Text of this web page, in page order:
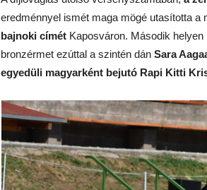
eredménnyel ismét maga mögé utasította
bajnoki címét Kaposváron. Második helyen
bronzérmet ezúttal a szintén dán Sara
egyedüli magyarként bejutó Rapi Kitti